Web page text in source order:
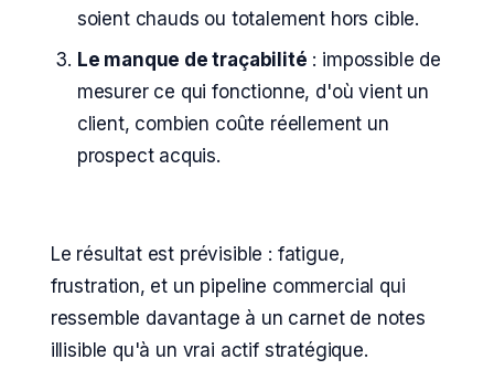
soient chauds ou totalement hors cible.
Le manque de traçabilité : impossible de
mesurer ce qui fonctionne, d'où vient un
client, combien coûte réellement un
prospect acquis.
Le résultat est prévisible : fatigue,
frustration, et un pipeline commercial qui
ressemble davantage à un carnet de notes
illisible qu'à un vrai actif stratégique.